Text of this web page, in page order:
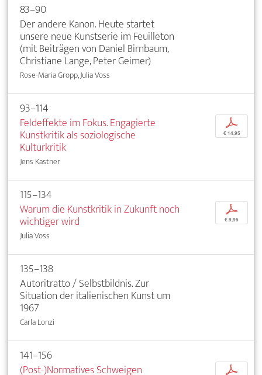
83–90
Der andere Kanon. Heute startet
unsere neue Kunstserie im Feuilleton
(mit Beiträgen von Daniel Birnbaum,
Christiane Lange, Peter Geimer)
Rose-Maria Gropp, Julia Voss
93–114
Feldeffekte im Fokus. Engagierte
Kunstkritik als soziologische
Kulturkritik
Jens Kastner
p
€ 14,95
115–134
Warum die Kunstkritik in Zukunft noch
wichtiger wird
Julia Voss
p
€ 9,95
135–138
Autoritratto / Selbstbildnis. Zur
Situation der italienischen Kunst um
1967
Carla Lonzi
141–156
(Post-)Normatives Schweigen
p